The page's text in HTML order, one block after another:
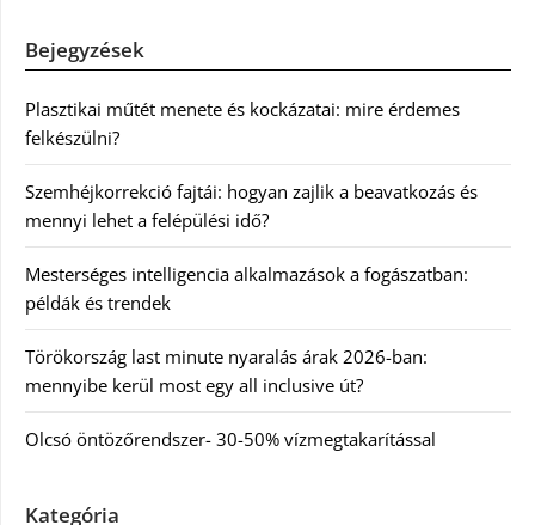
Bejegyzések
Plasztikai műtét menete és kockázatai: mire érdemes
felkészülni?
Szemhéjkorrekció fajtái: hogyan zajlik a beavatkozás és
mennyi lehet a felépülési idő?
Mesterséges intelligencia alkalmazások a fogászatban:
példák és trendek
Törökország last minute nyaralás árak 2026-ban:
mennyibe kerül most egy all inclusive út?
Olcsó öntözőrendszer- 30-50% vízmegtakarítással
Kategória